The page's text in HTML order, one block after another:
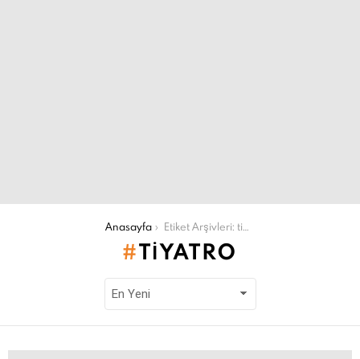
Anasayfa Etiket Arşivleri: tiyatro
TIYATRO